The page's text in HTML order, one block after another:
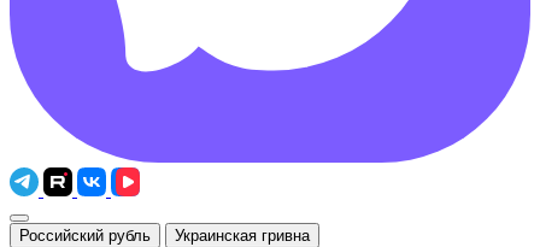
Российский рубль Украинская гривна